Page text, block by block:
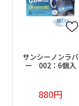
サンシーノンラバ
ー　002：6個入
880円